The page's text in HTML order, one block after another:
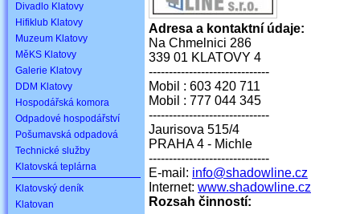
Divadlo Klatovy
Hifiklub Klatovy
Muzeum Klatovy
MěKS Klatovy
Galerie Klatovy
DDM Klatovy
Hospodářská komora
Odpadové hospodářství
Pošumavská odpadová
Technické služby
Klatovská teplárna
Klatovský deník
Klatovan
Adresa a kontaktní údaje:
Na Chmelnici 286
339 01 KLATOVY 4
------------------------------
Mobil : 603 420 711
Mobil : 777 044 345
------------------------------
Jaurisova 515/4
PRAHA 4 - Michle
------------------------------
E-mail: info@shadowline.cz
Internet: www.shadowline.cz
Rozsah činností: